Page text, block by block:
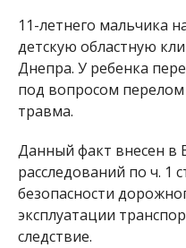
11-летнего мальчика
детскую областную
Днепра. У ребенка
под вопросом
травма.
Данный факт внесен в
расследований по ч. 1
безопасности
эксплуатации
следствие.